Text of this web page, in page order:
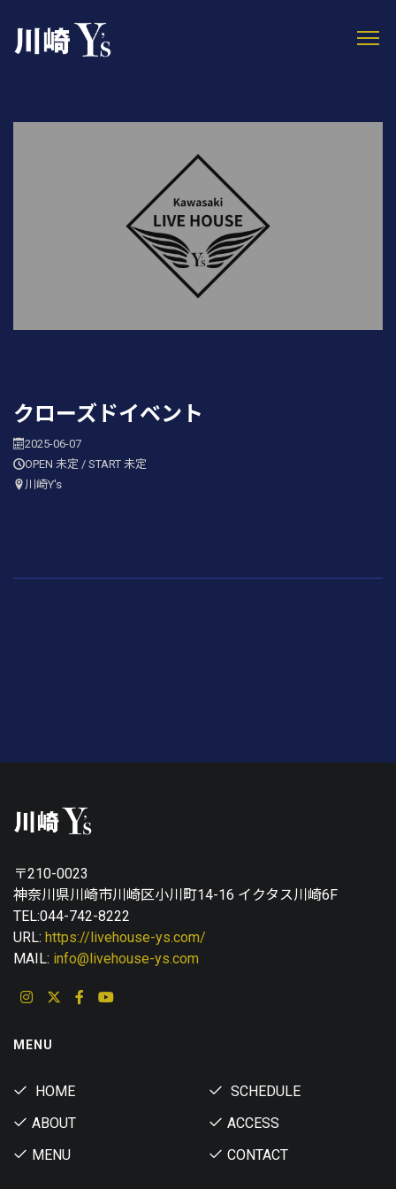
クローズドイベント
2025-06-07
OPEN 未定 / START 未定
川崎Y's
〒210-0023
神奈川県川崎市川崎区小川町14-16 イクタス川崎6F
TEL:044-742-8222
URL: https://livehouse-ys.com/
MAIL: info@livehouse-ys.com
MENU
HOME
SCHEDULE
ABOUT
ACCESS
MENU
CONTACT